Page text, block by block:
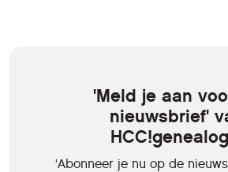
'Meld je aan
nieuwsbrief'
'Abonneer je nu op de